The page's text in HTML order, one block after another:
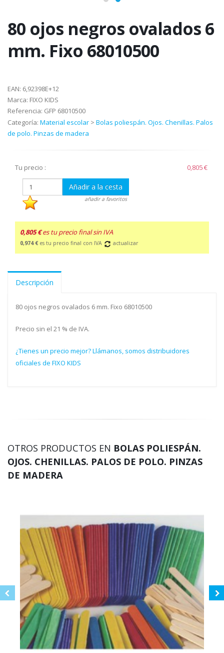
80 ojos negros ovalados 6
mm. Fixo 68010500
EAN: 6,92398E+12
Marca: FIXO KIDS
Referencia: GFP 68010500
Categoría: Material escolar > Bolas poliespán. Ojos. Chenillas. Palos
de polo. Pinzas de madera
Tu precio : 0,805 €
Añadir a la cesta
añadir a favoritos
0,805 € es tu precio final sin IVA
0,974 € es tu precio final con IVA actualizar
Descripción
80 ojos negros ovalados 6 mm. Fixo 68010500
Precio sin el 21 % de IVA.
¿Tienes un precio mejor? Llámanos, somos distribuidores
oficiales de FIXO KIDS
OTROS PRODUCTOS EN BOLAS POLIESPÁN.
OJOS. CHENILLAS. PALOS DE POLO. PINZAS
DE MADERA